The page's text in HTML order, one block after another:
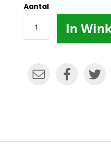
Aantal
In